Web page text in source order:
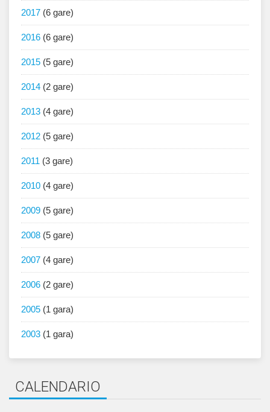
2017 (6 gare)
2016 (6 gare)
2015 (5 gare)
2014 (2 gare)
2013 (4 gare)
2012 (5 gare)
2011 (3 gare)
2010 (4 gare)
2009 (5 gare)
2008 (5 gare)
2007 (4 gare)
2006 (2 gare)
2005 (1 gara)
2003 (1 gara)
CALENDARIO